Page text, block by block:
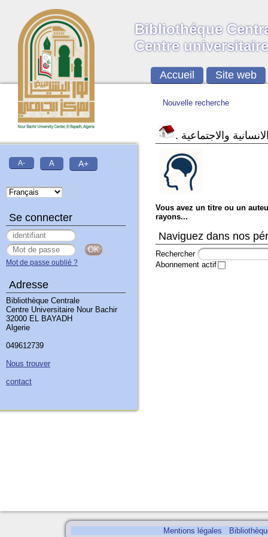
Nouvelle recherche
. والاجتماعية
Vous avez un titre ou un
rayons...
Naviguez dans nos
Rechercher
Abonnement actif
Mentions légales
Bibliothéque
Centre
Accueil Site web
A- A A+
Se connecter
Mot de passe oublié ?
Adresse
Bibliothèque Centrale
Centre Universitaire Nour Bachir
32000 EL BAYADH
Algerie
049612739
Nous trouver
contact